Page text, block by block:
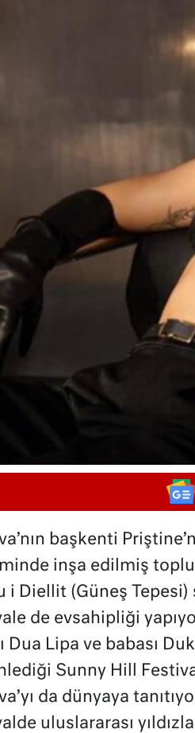
başkenti
inşa edilmiş
i Diellit (Güneş
de evsahipliği
Dua Lipa ve babası
Sunny Hill
da dünyaya
uluslararası